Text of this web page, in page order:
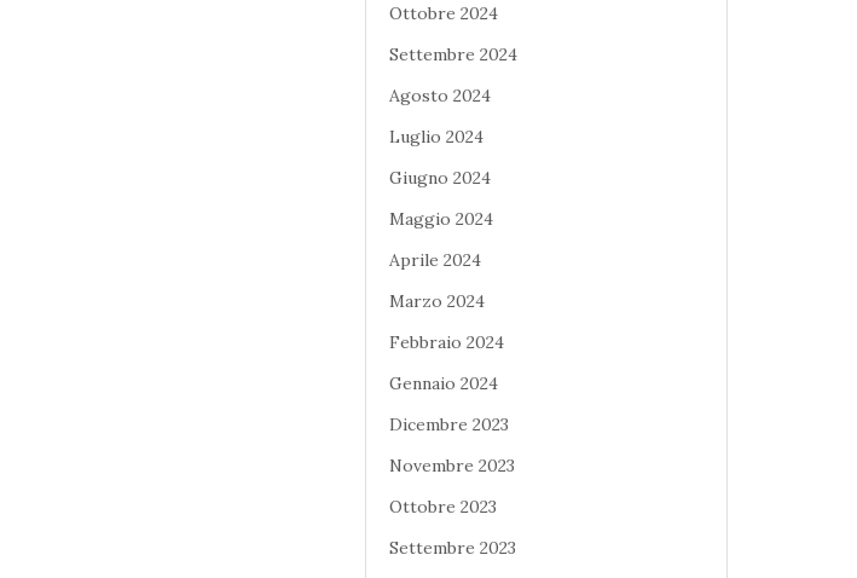
Ottobre 2024
Settembre 2024
Agosto 2024
Luglio 2024
Giugno 2024
Maggio 2024
Aprile 2024
Marzo 2024
Febbraio 2024
Gennaio 2024
Dicembre 2023
Novembre 2023
Ottobre 2023
Settembre 2023